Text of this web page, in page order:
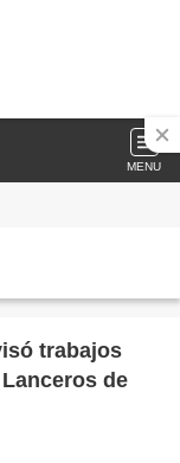
MENU
trabajos
de